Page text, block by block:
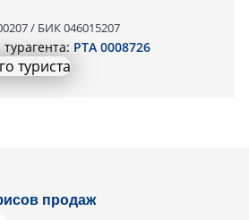
/ БИК 046015207
РТА 0008726
продаж